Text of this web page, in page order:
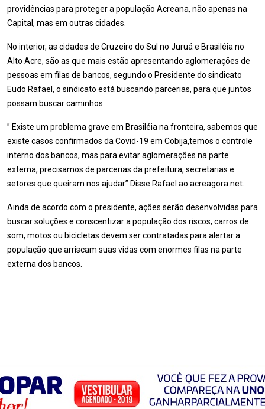
providências para proteger a população Acreana, não apenas na
Capital, mas em outras cidades.
No interior, as cidades de Cruzeiro do Sul no Juruá e Brasiléia no
Alto Acre, são as que mais estão apresentando aglomerações de
pessoas em filas de bancos, segundo o Presidente do sindicato
Eudo Rafael, o sindicato está buscando parcerias, para que juntos
possam buscar caminhos.
” Existe um problema grave em Brasiléia na fronteira, sabemos que
existe casos confirmados da Covid-19 em Cobija,temos o controle
interno dos bancos, mas para evitar aglomerações na parte
externa, precisamos de parcerias da prefeitura, secretarias e
setores que queiram nos ajudar” Disse Rafael ao acreagora.net.
Ainda de acordo com o presidente, ações serão desenvolvidas para
buscar soluções e conscentizar a população dos riscos, carros de
som, motos ou bicicletas devem ser contratadas para alertar a
população que arriscam suas vidas com enormes filas na parte
externa dos bancos.